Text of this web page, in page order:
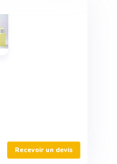
Recevoir un devis